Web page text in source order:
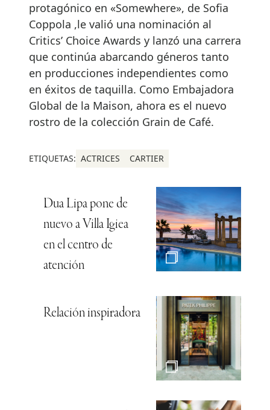
protagónico en «Somewhere», de Sofia
Coppola ,le valió una nominación al
Critics’ Choice Awards y lanzó una carrera
que continúa abarcando géneros tanto
en producciones independientes como
en éxitos de taquilla. Como Embajadora
Global de la Maison, ahora es el nuevo
rostro de la colección Grain de Café.
ETIQUETAS: ACTRICES CARTIER
Dua Lipa pone de
nuevo a Villa Igiea
en el centro de
atención
Relación inspiradora